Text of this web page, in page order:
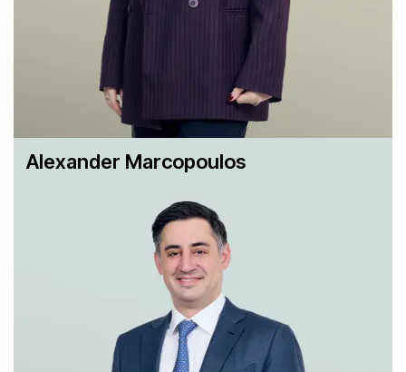
Notre expérience couvre l'ensemble des relations
commerciales au sein du secteur pharmaceutique, dont les
accords de licence de collaboration de développement de
distribution, de fabrication et de promotion ainsi que les
coentreprises, les fusions-acquisitions et autres alliances
commerciales. Un grand nombre de nos avocats siègent
également en tant qu'arbitres dans le cadre de litiges
pharmaceutiques comme lors d'une récente procédure
internationale à New York, entre deux sociétés
pharmaceutiques, l'une américaine et l'autre étrangère.
Hughes Hubbard possède une grande expérience des
litiges liés au secteur pétrolier et gazier et aux
infrastructures associées. Notre équipe a représenté des
Alexander Marcopoulos